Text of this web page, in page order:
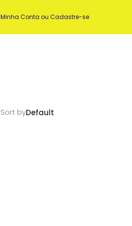
Minha Conta ou Cadastre-se
Sort by